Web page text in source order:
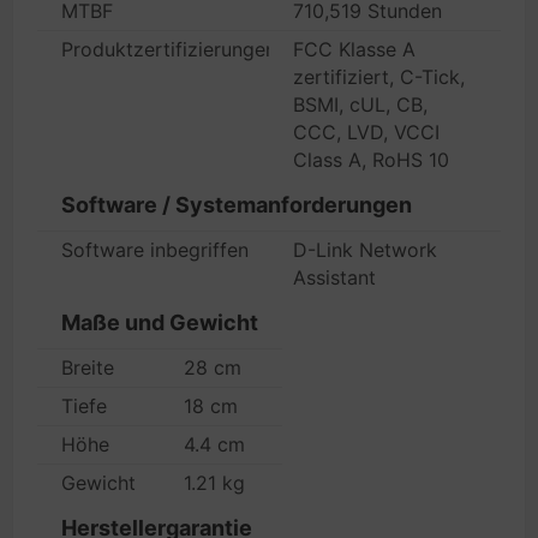
MTBF
710,519 Stunden
Produktzertifizierungen
FCC Klasse A
zertifiziert, C-Tick,
BSMI, cUL, CB,
CCC, LVD, VCCI
Class A, RoHS 10
Software / Systemanforderungen
Software inbegriffen
D-Link Network
Assistant
Maße und Gewicht
Breite
28 cm
Tiefe
18 cm
Höhe
4.4 cm
Gewicht
1.21 kg
Herstellergarantie